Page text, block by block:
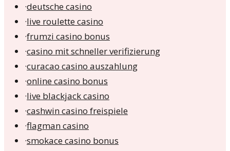
·deutsche casino
·live roulette casino
·frumzi casino bonus
·casino mit schneller verifizierung
·curacao casino auszahlung
·online casino bonus
·live blackjack casino
·cashwin casino freispiele
·flagman casino
·smokace casino bonus